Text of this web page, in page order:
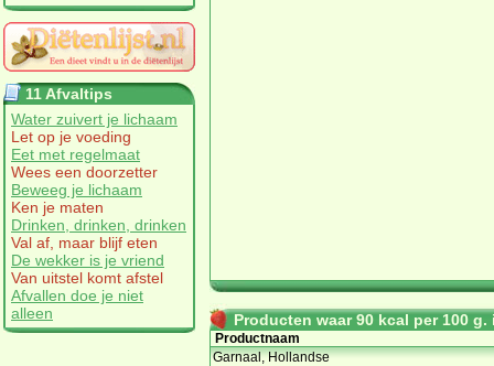
11 Afvaltips
Water zuivert je lichaam
Let op je voeding
Eet met regelmaat
Wees een doorzetter
Beweeg je lichaam
Ken je maten
Drinken, drinken, drinken
Val af, maar blijf eten
De wekker is je vriend
Van uitstel komt afstel
Afvallen doe je niet
alleen
Producten waar 90 kcal per 100
Productnaam
Garnaal, Hollandse